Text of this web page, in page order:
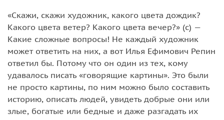
«Скажи, скажи художник, какого цвета дождик?
Какого цвета ветер? Какого цвета вечер?» (с) —
Какие сложные вопросы! Не каждый художник
может ответить на них, а вот Илья Ефимович Репин
ответил бы. Потому что он один из тех, кому
удавалось писать «говорящие картины». Это были
не просто картины, по ним можно было составить
историю, описать людей, увидеть добрые они или
злые, богатые или бедные и даже разгадать их